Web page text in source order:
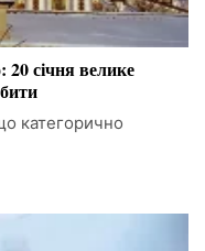
січня велике
категорично